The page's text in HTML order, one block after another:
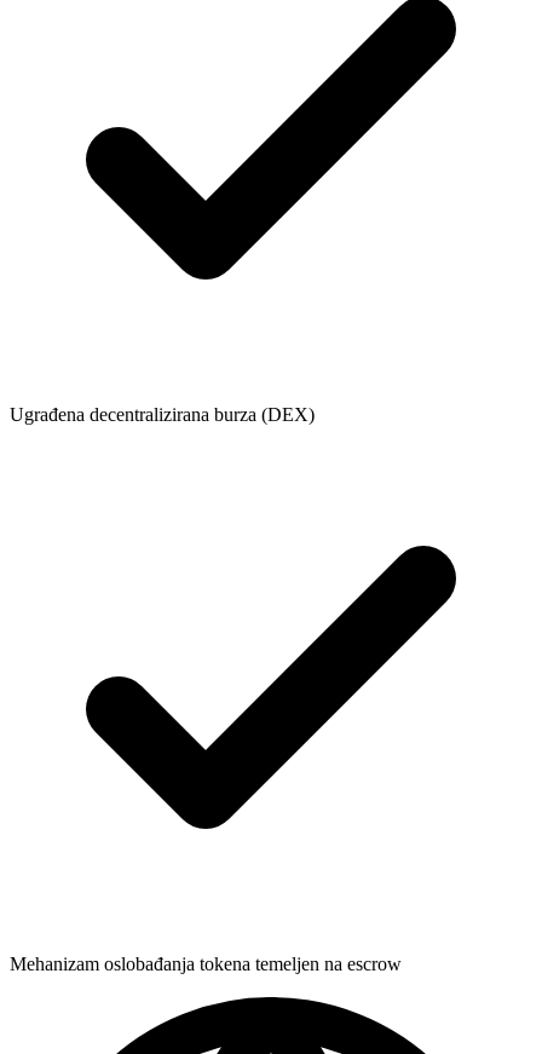
Ugrađena decentralizirana burza (DEX)
Mehanizam oslobađanja tokena temeljen na escrow